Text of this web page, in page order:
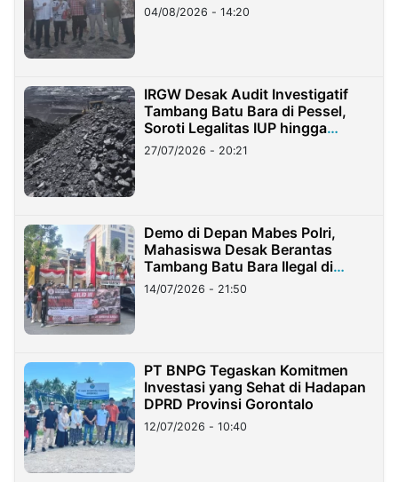
04/08/2026 - 14:20
IRGW Desak Audit Investigatif
Tambang Batu Bara di Pessel,
Soroti Legalitas IUP hingga
Stockpile
27/07/2026 - 20:21
Demo di Depan Mabes Polri,
Mahasiswa Desak Berantas
Tambang Batu Bara Ilegal di
Lampung
14/07/2026 - 21:50
PT BNPG Tegaskan Komitmen
Investasi yang Sehat di Hadapan
DPRD Provinsi Gorontalo
12/07/2026 - 10:40